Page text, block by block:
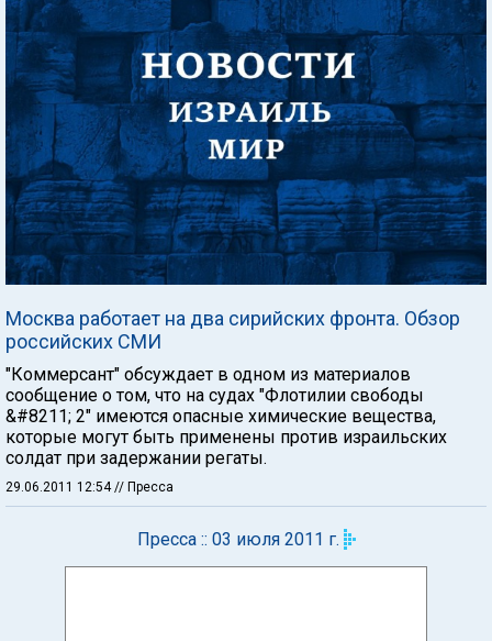
Москва работает на два сирийских фронта. Обзор
российских СМИ
"Коммерсант" обсуждает в одном из материалов
сообщение о том, что на судах "Флотилии свободы
&#8211; 2" имеются опасные химические вещества,
которые могут быть применены против израильских
солдат при задержании регаты.
29.06.2011 12:54 // Пресса
Пресса :: 03 июля 2011 г.